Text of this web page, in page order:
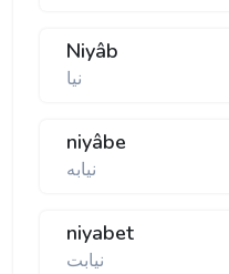
Niyâb
نيا
niyâbe
نيابه
niyabet
نيابت